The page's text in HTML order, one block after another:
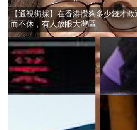
【通視街採】在香港攢夠多少錢才敢
而不休，有人放眼大灣區